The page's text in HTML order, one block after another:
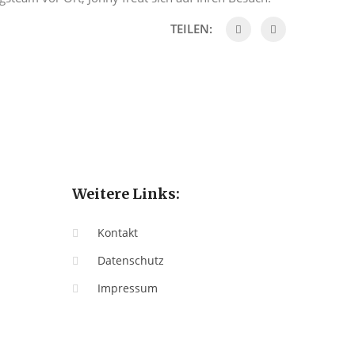
TEILEN:
Weitere Links:
Kontakt
Datenschutz
Impressum